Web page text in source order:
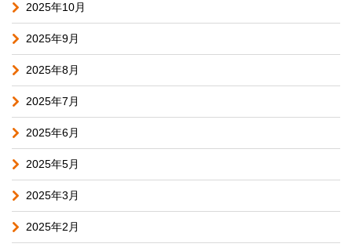
2025年10月
2025年9月
2025年8月
2025年7月
2025年6月
2025年5月
2025年3月
2025年2月